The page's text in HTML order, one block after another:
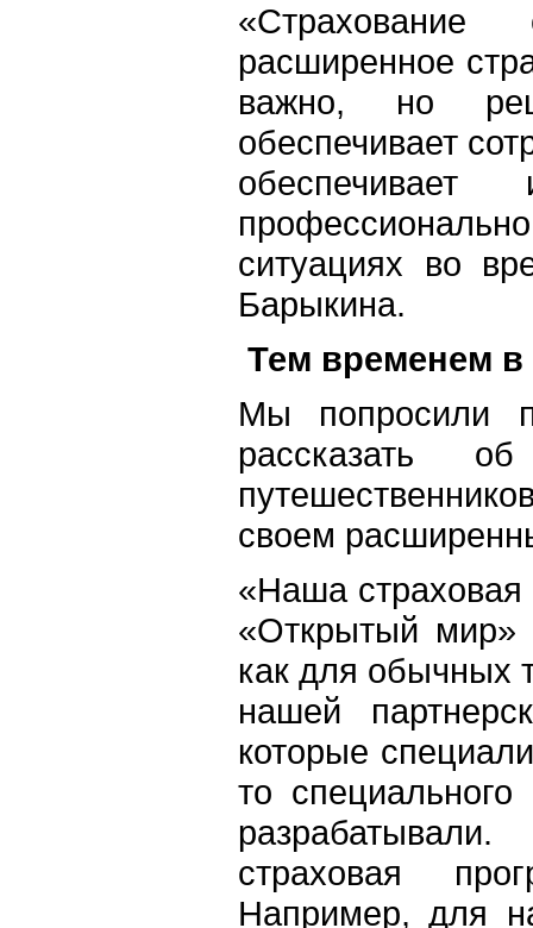
«Страхование
расширенное
важно, но
обеспечивает
ситуациях во
Барыкина.
Тем временем в
Мы попросили
рассказать
своем
«Наша
«Открытый мир»
как для обычных
нашей
которые
то
страховая
Например, для